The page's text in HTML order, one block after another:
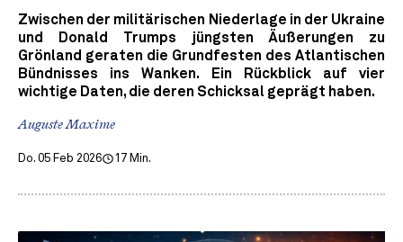
Zwischen der militärischen Niederlage in der Ukraine
und Donald Trumps jüngsten Äußerungen zu
Grönland geraten die Grundfesten des Atlantischen
Bündnisses ins Wanken. Ein Rückblick auf vier
wichtige Daten, die deren Schicksal geprägt haben.
Auguste Maxime
Do. 05 Feb 2026 17 Min.